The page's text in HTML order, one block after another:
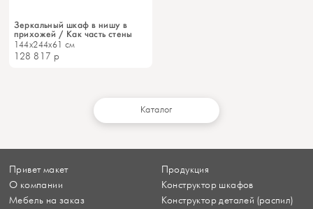
Зеркальный шкаф в нишу в
прихожей / Как часть стены
144x244x61 см
128 817 р
Каталог
Привет макет
О компании
Мебель на заказ
Продукция
Конструктор шкафов
Конструктор деталей (распил)